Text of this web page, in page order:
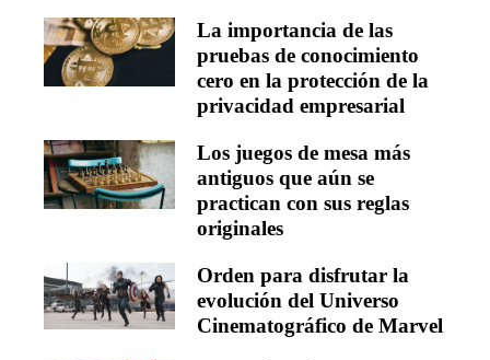
La importancia de las
pruebas de conocimiento
cero en la protección de la
privacidad empresarial
Los juegos de mesa más
antiguos que aún se
practican con sus reglas
originales
Orden para disfrutar la
evolución del Universo
Cinematográfico de Marvel